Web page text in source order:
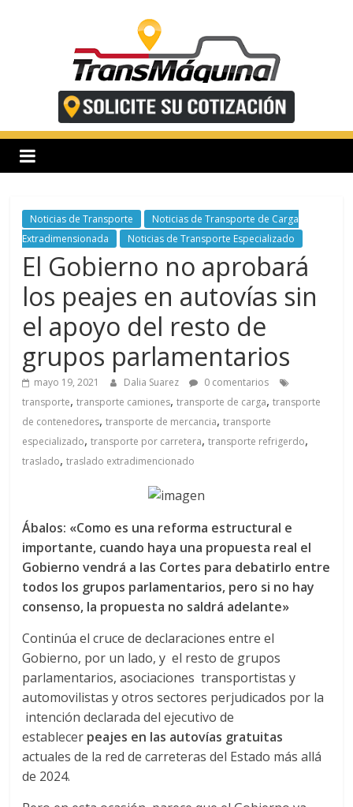
r
n
s
m
a
q
u
n
a
–
T
r
a
Noticias de Transporte
Noticias de Transporte de Carga
Extradimensionada
Noticias de Transporte Especializado
El Gobierno no aprobará
los peajes en autovías sin
el apoyo del resto de
grupos parlamentarios
mayo 19, 2021 Dalia Suarez
0 comentarios
transporte,transporte camiones,transporte de carga,transporte
de contenedores,transporte de mercancia,transporte
especializado,transporte por carretera,transporte refrigerdo,
traslado,traslado extradimencionado
Ábalos: «Como es una reforma estructural e
importante, cuando haya una propuesta real el
Gobierno vendrá a las Cortes para debatirlo entre
todos los grupos parlamentarios, pero si no hay
consenso, la propuesta no saldrá adelante»
Continúa el cruce de declaraciones entre el
Gobierno, por un lado, y el resto de grupos
parlamentarios, asociaciones transportistas y
automovilistas y otros sectores perjudicados por la
intención declarada del ejecutivo de
establecer peajes en las autovías gratuitas
actuales de la red de carreteras del Estado más allá
de 2024.